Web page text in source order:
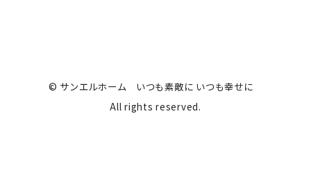
© サンエルホーム いつも素敵に いつも幸せに
All rights reserved.